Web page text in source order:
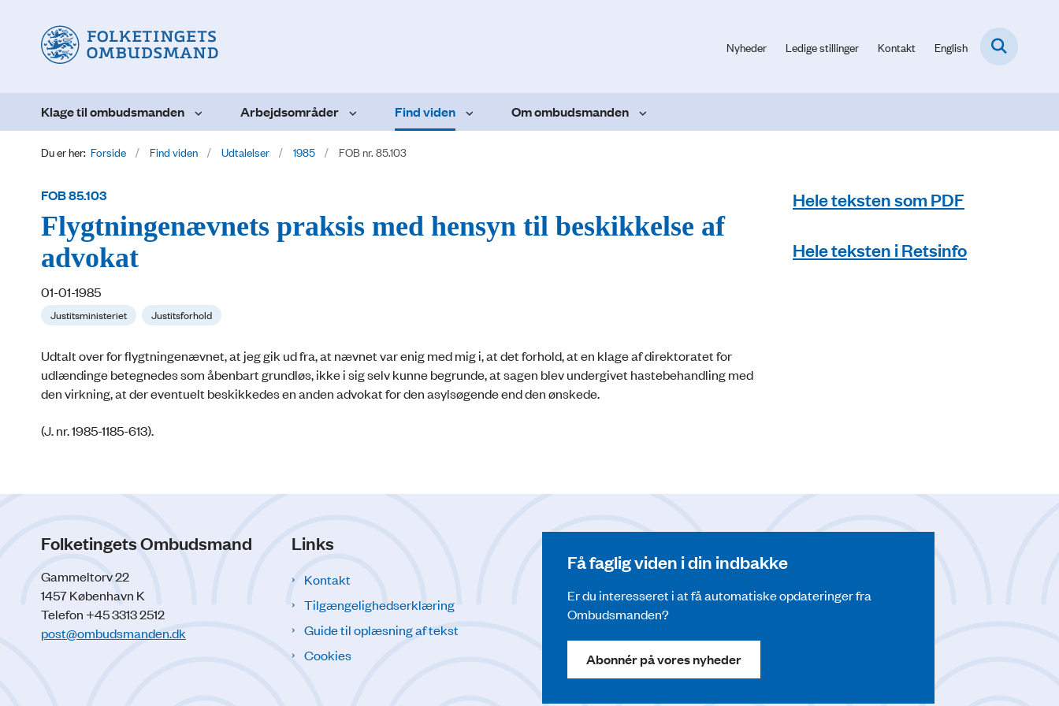
Nyheder Ledige stillinger Kontakt English
Klage til ombudsmanden Arbejdsområder Find viden Om ombudsmanden
Du er her: Forside Find viden Udtalelser 1985 FOB nr. 85.103
FOB 85.103
Flygtningenævnets praksis med hensyn til beskikkelse af
advokat
01-01-1985
Justitsministeriet Justitsforhold
Udtalt over for flygtningenævnet, at jeg gik ud fra, at nævnet var enig med mig i, at det forhold, at en klage af direktoratet for
udlændinge betegnedes som åbenbart grundløs, ikke i sig selv kunne begrunde, at sagen blev undergivet hastebehandling med
den virkning, at der eventuelt beskikkedes en anden advokat for den asylsøgende end den ønskede.
(J. nr. 1985-1185-613).
Hele teksten som PDF
Hele teksten i Retsinfo
Folketingets Ombudsmand
Gammeltorv 22
1457 København K
Telefon +45 3313 2512
post@ombudsmanden.dk
Links
Kontakt
Tilgængelighedserklæring
Guide til oplæsning af tekst
Cookies
Få faglig viden i din indbakke
Er du interesseret i at få automatiske opdateringer fra
Ombudsmanden?
Abonnér på vores nyheder